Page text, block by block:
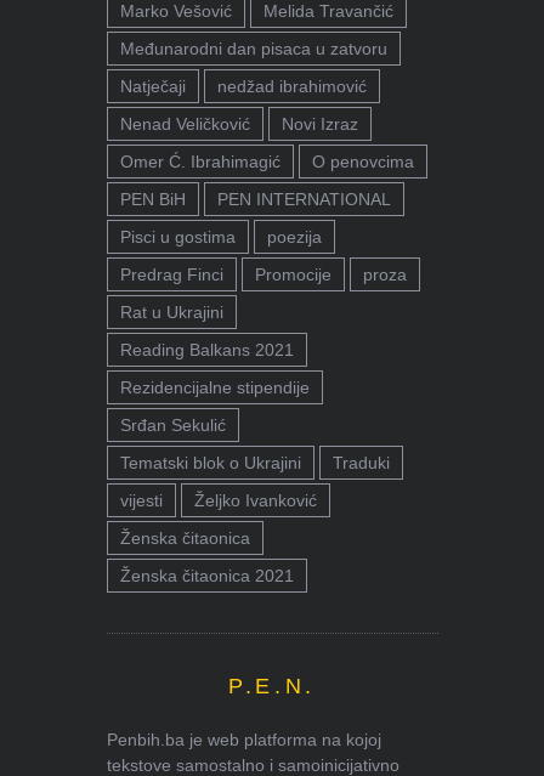
Marko Vešović
Melida Travančić
Međunarodni dan pisaca u zatvoru
Natječaji
nedžad ibrahimović
Nenad Veličković
Novi Izraz
Omer Ć. Ibrahimagić
O penovcima
PEN BiH
PEN INTERNATIONAL
Pisci u gostima
poezija
Predrag Finci
Promocije
proza
Rat u Ukrajini
Reading Balkans 2021
Rezidencijalne stipendije
Srđan Sekulić
Tematski blok o Ukrajini
Traduki
vijesti
Željko Ivanković
Ženska čitaonica
Ženska čitaonica 2021
P.E.N.
Penbih.ba je web platforma na kojoj
tekstove samostalno i samoinicijativno